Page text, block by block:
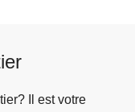
Il est votre